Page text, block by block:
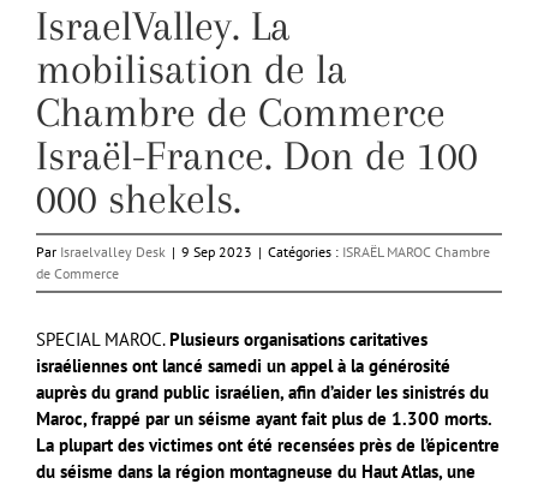
IsraelValley. La
mobilisation de la
Chambre de Commerce
Israël-France. Don de 100
000 shekels.
Par Israelvalley Desk | 9 Sep 2023 | Catégories : ISRAËL MAROC Chambre
de Commerce
SPECIAL MAROC.Plusieurs organisations caritatives
israéliennes ont lancé samedi un appel à la générosité
auprès du grand public israélien, afin d’aider les sinistrés du
Maroc, frappé par un séisme ayant fait plus de 1.300 morts.
La plupart des victimes ont été recensées près de l’épicentre
du séisme dans la région montagneuse du Haut Atlas, une